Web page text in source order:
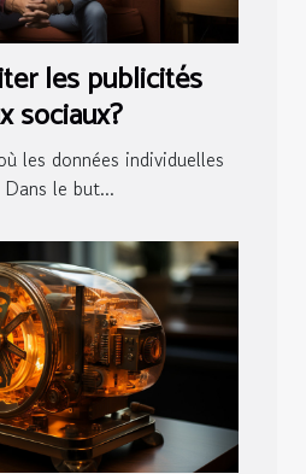
les publicités
sociaux?
les données individuelles
le but...